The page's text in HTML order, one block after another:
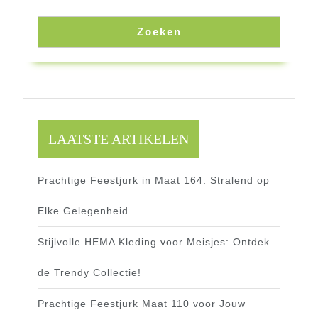
Zoeken
LAATSTE ARTIKELEN
Prachtige Feestjurk in Maat 164: Stralend op
Elke Gelegenheid
Stijlvolle HEMA Kleding voor Meisjes: Ontdek
de Trendy Collectie!
Prachtige Feestjurk Maat 110 voor Jouw